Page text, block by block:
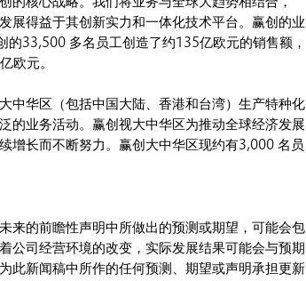
展得益于其创新实力和一体化技术平台。赢创的业
33,500 多名员工创造了约135亿欧元的销售额，
欧元。
中华区（包括中国大陆、香港和台湾）生产特种化
的业务活动。赢创视大中华区为推动全球经济发展
增长而不断努力。赢创大中华区现约有3,000 名员
来的前瞻性声明中所做出的预测或期望，可能会包
公司经营环境的改变，实际发展结果可能会与预期
此新闻稿中所作的任何预测、期望或声明承担更新